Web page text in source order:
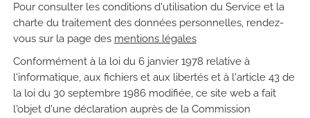
Pour consulter les conditions d'utilisation du Service et la
charte du traitement des données personnelles, rendez-
vous sur la page des mentions légales
Conformément à la loi du 6 janvier 1978 relative à
l'informatique, aux fichiers et aux libertés et à l'article 43 de
la loi du 30 septembre 1986 modifiée, ce site web a fait
l'objet d'une déclaration auprès de la Commission